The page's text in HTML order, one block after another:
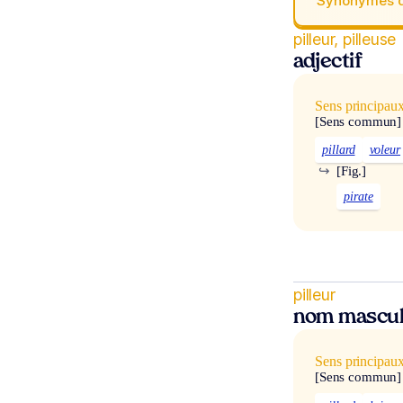
pilleur, pilleuse
adjectif
Sens
[Sens commun]
pillard voleur
[Fig.]
↪
pirate
pilleur
nom
Sens
[Sens commun]